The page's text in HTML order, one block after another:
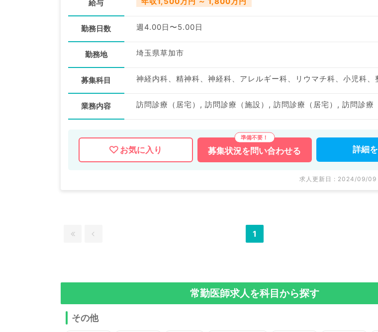
給与
勤務日数 週4.00日〜5.00日
勤務地 埼玉県草加市
募集科目
業務内容
お気に入り 募集状況を 問い合わせる 詳細を
求人更新日 : 2024/09/09
1
常勤医師求人を科目から探す
その他